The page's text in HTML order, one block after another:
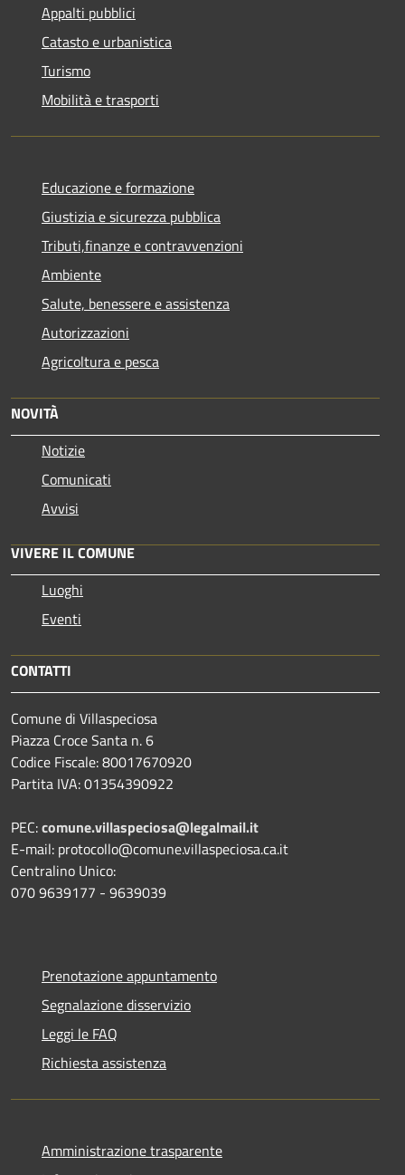
Appalti pubblici
Catasto e urbanistica
Turismo
Mobilità e trasporti
Educazione e formazione
Giustizia e sicurezza pubblica
Tributi,finanze e contravvenzioni
Ambiente
Salute, benessere e assistenza
Autorizzazioni
Agricoltura e pesca
NOVITÀ
Notizie
Comunicati
Avvisi
VIVERE IL COMUNE
Luoghi
Eventi
CONTATTI
Comune di Villaspeciosa
Piazza Croce Santa n. 6
Codice Fiscale: 80017670920
Partita IVA: 01354390922
PEC:comune.villaspeciosa@legalmail.it
E-mail: protocollo@comune.villaspeciosa.ca.it
Centralino Unico:
070 9639177 - 9639039
Prenotazione appuntamento
Segnalazione disservizio
Leggi le FAQ
Richiesta assistenza
Amministrazione trasparente